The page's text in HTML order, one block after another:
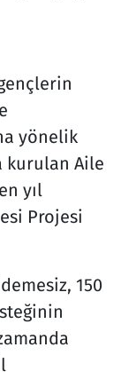
yönelik
kurulan Aile
yıl
Projesi
150